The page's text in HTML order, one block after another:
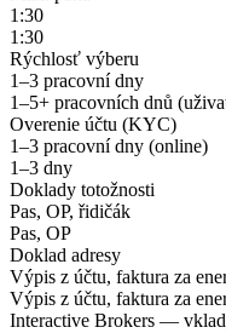
1:30
1:30
Rýchlosť výberu
1–3 pracovní dny
1–5+ pracovních dnů
Overenie účtu (KYC)
1–3 pracovní dny (online)
1–3 dny
Doklady totožnosti
Pas, OP, řidičák
Pas, OP
Doklad adresy
Výpis z účtu, faktura za
Výpis z účtu, faktura za
Interactive Brokers —